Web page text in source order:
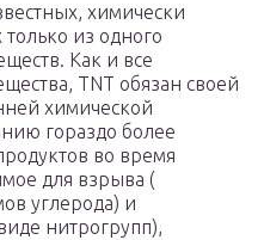
химически
из одного
Как и все
TNT обязан своей
химической
гораздо более
во время
для взрыва (
углерода) и
нитрогрупп),